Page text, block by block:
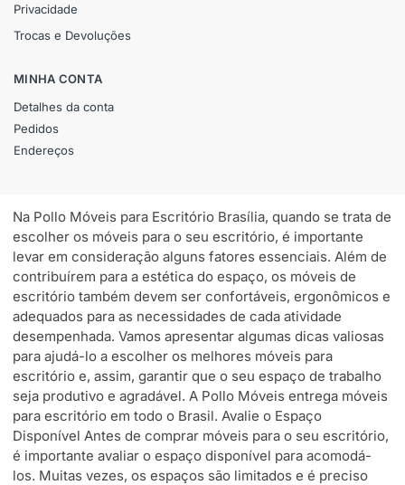
Privacidade
Trocas e Devoluções
MINHA CONTA
Detalhes da conta
Pedidos
Endereços
Na Pollo Móveis para Escritório Brasília, quando se trata de
escolher os móveis para o seu escritório, é importante
levar em consideração alguns fatores essenciais. Além de
contribuírem para a estética do espaço, os móveis de
escritório também devem ser confortáveis, ergonômicos e
adequados para as necessidades de cada atividade
desempenhada. Vamos apresentar algumas dicas valiosas
para ajudá-lo a escolher os melhores móveis para
escritório e, assim, garantir que o seu espaço de trabalho
seja produtivo e agradável. A Pollo Móveis entrega móveis
para escritório em todo o Brasil. Avalie o Espaço
Disponível Antes de comprar móveis para o seu escritório,
é importante avaliar o espaço disponível para acomodá-
los. Muitas vezes, os espaços são limitados e é preciso